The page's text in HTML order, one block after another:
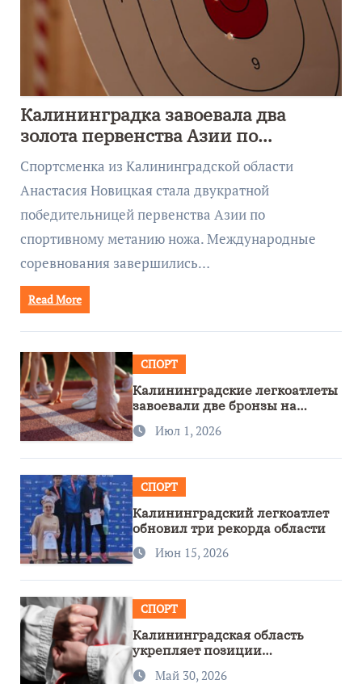
Калининградка завоевала два
золота первенства Азии по
метанию ножа
Спортсменка из Калининградской области
Анастасия Новицкая стала двукратной
победительницей первенства Азии по
спортивному метанию ножа. Международные
соревнования завершились…
Read More
СПОРТ
Калининградские легкоатлеты
завоевали две бронзы на
первенстве России
Июл 1, 2026
СПОРТ
Калининградский легкоатлет
обновил три рекорда области
Июн 15, 2026
СПОРТ
Калининградская область
укрепляет позиции
спортивного региона
Май 30, 2026